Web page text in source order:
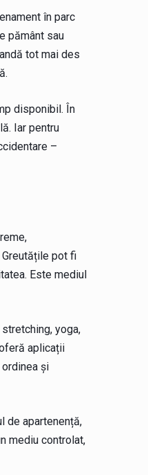
în parc
pământ sau
tot mai des
disponibil. În
Iar pentru
–
pot fi
Este mediul
yoga,
aplicații
și
de apartenență,
mediu controlat,